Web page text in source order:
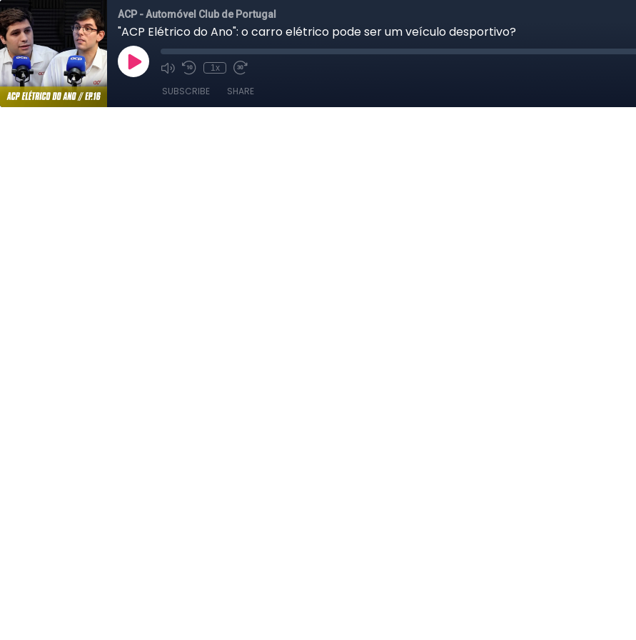
ACP - Automóvel Club de Portugal
"ACP Elétrico do Ano": o carro elétrico pode ser um veículo desportivo?
1x
SUBSCRIBE SHARE